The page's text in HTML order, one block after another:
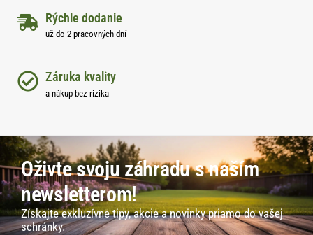
Rýchle dodanie
už do 2 pracovných dní
Záruka kvality
a nákup bez rizika
Oživte svoju záhradu s naším
newsletterom!
Získajte exkluzívne tipy, akcie a novinky priamo do vašej
schránky.